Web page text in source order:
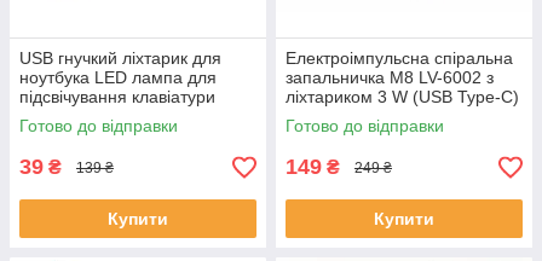
USB гнучкий ліхтарик для
ноутбука LED лампа для
підсвічування клавіатури
Готово до відправки
39 ₴ 139 ₴
Купити
Електроімпульсна спіральна
запальничка M8 LV-6002 з
ліхтариком 3 W (USB Type-C)
Готово до відправки
149 ₴ 249 ₴
Купити